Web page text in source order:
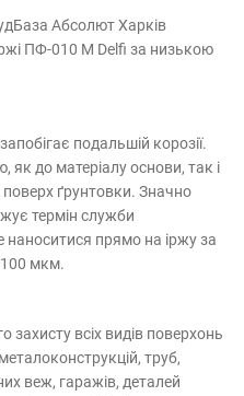
Абсолют Харків
ПФ-010 М Delfi за низькою
подальшій корозії.
як до матеріалу основи, так і
поверх ґрунтовки. Значно
термін служби
прямо на іржу за
мкм.
захисту всіх видів поверхонь
труб,
веж, гаражів, деталей